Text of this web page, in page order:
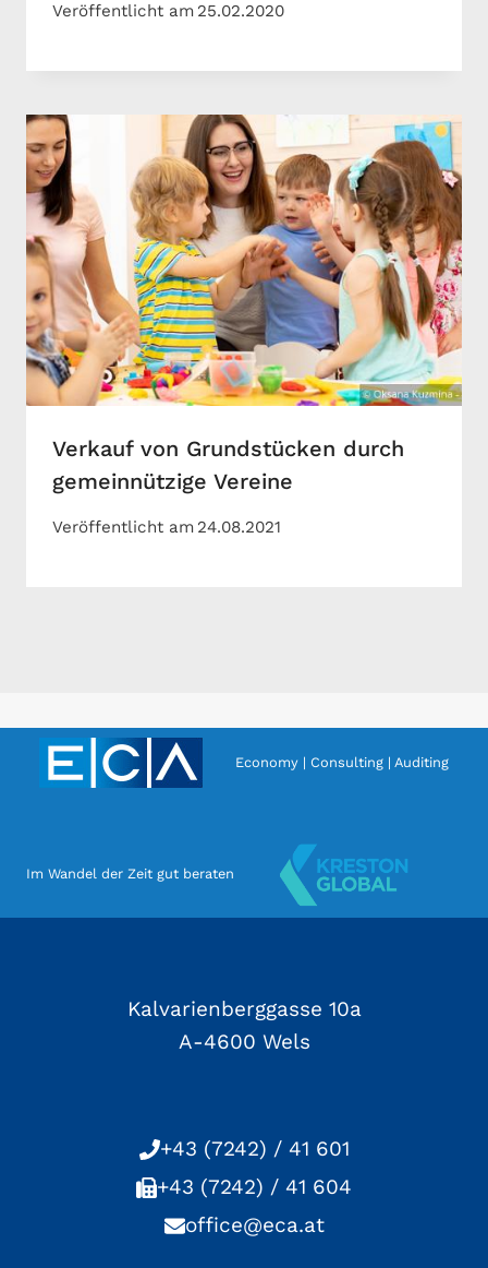
Veröffentlicht am 25.02.2020
Verkauf von Grundstücken durch
gemeinnützige Vereine
Veröffentlicht am 24.08.2021
Economy | Consulting | Auditing
Im Wandel der Zeit gut beraten
Kalvarienberggasse 10a
A-4600 Wels
+43 (7242) / 41 601
+43 (7242) / 41 604
office@eca.at